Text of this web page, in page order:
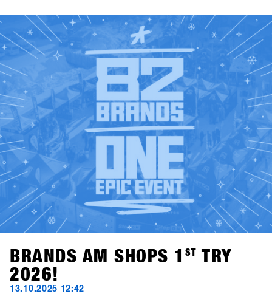
2026!👉 Alle teilnehmenden Brands findest du jetzt in der
aktuellen Brandlist.
BRANDS AM SHOPS 1 ST TRY
2026!
13.10.2025 12:42